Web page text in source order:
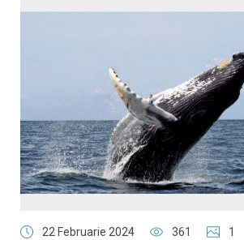
22 Februarie 2024 361 1